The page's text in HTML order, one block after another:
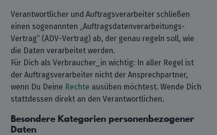
Verantwortlicher und Auftragsverarbeiter schließen
einen sogenannten „Auftragsdatenverarbeitungs-
Vertrag“ (ADV-Vertrag) ab, der genau regeln soll, wie
die Daten verarbeitet werden.
Für Dich als Verbraucher_in wichtig: In aller Regel ist
der Auftragsverarbeiter nicht der Ansprechpartner,
wenn Du Deine Rechte ausüben möchtest. Wende Dich
stattdessen direkt an den Verantwortlichen.
Besondere Kategorien personenbezogener
Daten